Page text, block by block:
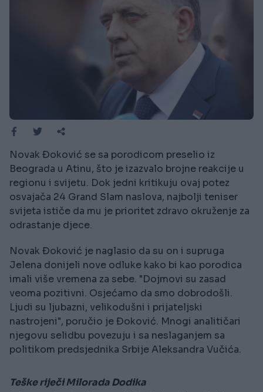
Novak Đoković se sa porodicom preselio iz
Beograda u Atinu, što je izazvalo brojne reakcije u
regionu i svijetu. Dok jedni kritikuju ovaj potez
osvajača 24 Grand Slam naslova, najbolji teniser
svijeta ističe da mu je prioritet zdravo okruženje za
odrastanje djece.
Novak Đoković je naglasio da su on i supruga
Jelena donijeli nove odluke kako bi kao porodica
imali više vremena za sebe. "Dojmovi su zasad
veoma pozitivni. Osjećamo da smo dobrodošli.
Ljudi su ljubazni, velikodušni i prijateljski
nastrojeni", poručio je Đoković. Mnogi analitičari
njegovu selidbu povezuju i sa neslaganjem sa
politikom predsjednika Srbije Aleksandra Vučića.
Teške riječi Milorada Dodika